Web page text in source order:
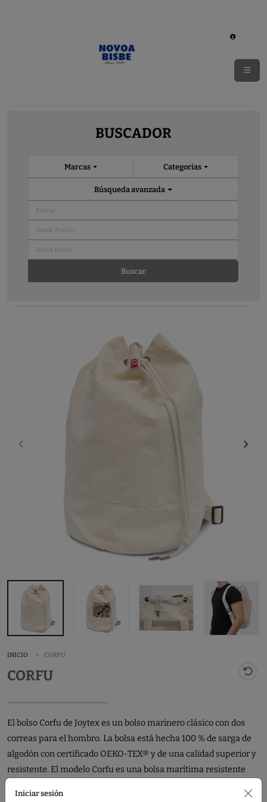
Iniciar sesión
BUSCADOR
Categorias
Marcas
Búsqueda avanzada
Buscar
INICIO CORFU
CORFU
El bolso Corfu de Joytex es un bolso marinero clásico con dos
correas para el hombro. La bolsa está hecha 100 % de sarga de
algodón con certificado OEKO-TEX® y de una calidad superior y
resistente. El modelo Corfu es una bolsa marítima resistente